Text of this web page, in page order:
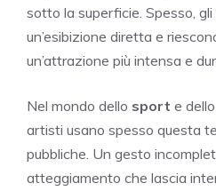
sotto la superficie. Spesso,
un’esibizione diretta e
un’attrazione più intensa e
Nel mondo dello sport e dello
artisti usano spesso questa
pubbliche. Un gesto
atteggiamento che lascia